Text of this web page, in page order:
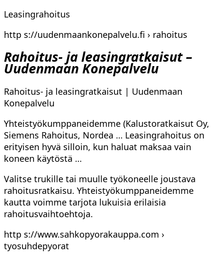
Leasingrahoitus
http s://uudenmaankonepalvelu.fi › rahoitus
Rahoitus- ja leasingratkaisut –
Uudenmaan Konepalvelu
Rahoitus- ja leasingratkaisut | Uudenmaan
Konepalvelu
Yhteistyökumppaneidemme (Kalustoratkaisut Oy,
Siemens Rahoitus, Nordea … Leasingrahoitus on
erityisen hyvä silloin, kun haluat maksaa vain
koneen käytöstä …
Valitse trukille tai muulle työkoneelle joustava
rahoitusratkaisu. Yhteistyökumppaneidemme
kautta voimme tarjota lukuisia erilaisia
rahoitusvaihtoehtoja.
http s://www.sahkopyorakauppa.com ›
tyosuhdepyorat